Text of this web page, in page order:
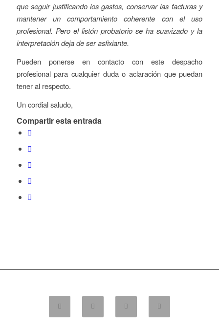
que seguir justificando los gastos, conservar las facturas y
mantener un comportamiento coherente con el uso
profesional. Pero el listón probatorio se ha suavizado y la
interpretación deja de ser asfixiante.
Pueden ponerse en contacto con este despacho
profesional para cualquier duda o aclaración que puedan
tener al respecto.
Un cordial saludo,
Compartir esta entrada